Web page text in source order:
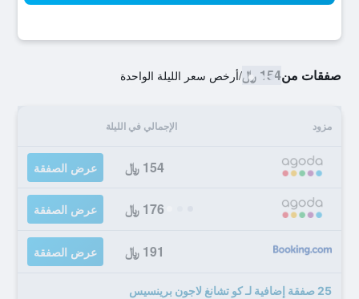
صفقات من154 ﷼ /أرخص سعر الليلة الواحدة
مزود الإجمالي في الليلة
154 ﷼ عرض الصفقة
176 ﷼ عرض الصفقة
191 ﷼ عرض الصفقة
25 صفقة إضافية لـ كو تشانغ لاجون برينسيس